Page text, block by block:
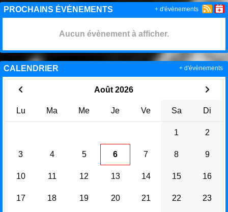
PROCHAINS ÉVÉNEMENTS
Aucun évènement à afficher.
+ d'évènements
CALENDRIER
Août 2026
Lu Ma Me Je Ve Sa Di
1 2
3 4 5 6 7 8 9
10 11 12 13 14 15 16
17 18 19 20 21 22 23
+ d'évènements